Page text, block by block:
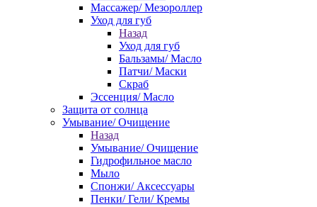
Массажер/ Мезороллер
Уход для губ
Назад
Уход для губ
Бальзамы/ Масло
Патчи/ Маски
Скраб
Эссенция/ Масло
Защита от солнца
Умывание/ Очищение
Назад
Умывание/ Очищение
Гидрофильное масло
Мыло
Спонжи/ Аксессуары
Пенки/ Гели/ Кремы